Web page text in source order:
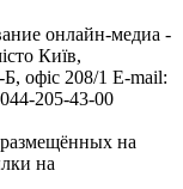
онлайн-медиа -
Київ,
офіс 208/1 E-mail:
205-43-00
на
на